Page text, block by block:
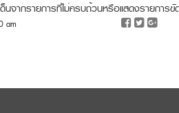
ด็นจากรายการที่ไม่ครบถ้วนหรือแสดงรายการ
am